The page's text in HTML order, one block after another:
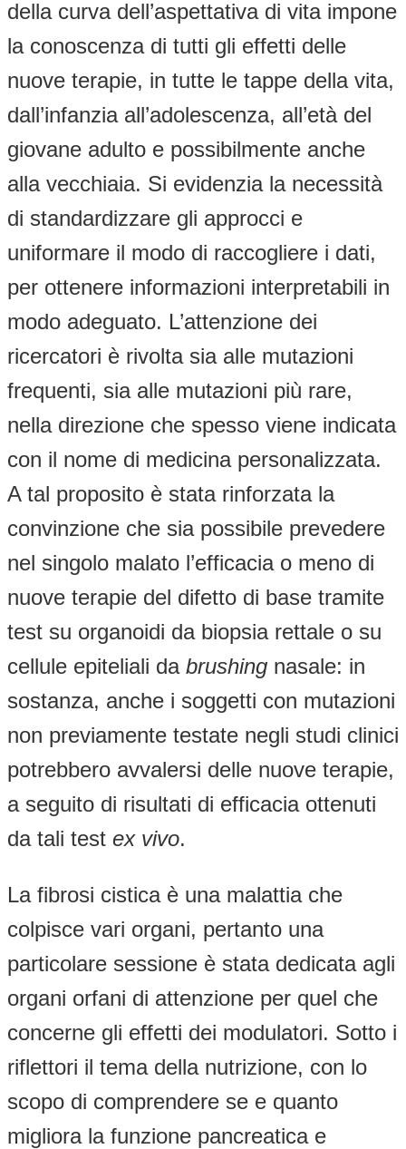
della curva dell’aspettativa di vita impone
la conoscenza di tutti gli effetti delle
nuove terapie, in tutte le tappe della vita,
dall’infanzia all’adolescenza, all’età del
giovane adulto e possibilmente anche
alla vecchiaia. Si evidenzia la necessità
di standardizzare gli approcci e
uniformare il modo di raccogliere i dati,
per ottenere informazioni interpretabili in
modo adeguato. L’attenzione dei
ricercatori è rivolta sia alle mutazioni
frequenti, sia alle mutazioni più rare,
nella direzione che spesso viene indicata
con il nome di medicina personalizzata.
A tal proposito è stata rinforzata la
convinzione che sia possibile prevedere
nel singolo malato l’efficacia o meno di
nuove terapie del difetto di base tramite
test su organoidi da biopsia rettale o su
cellule epiteliali da brushing nasale: in
sostanza, anche i soggetti con mutazioni
non previamente testate negli studi clinici
potrebbero avvalersi delle nuove terapie,
a seguito di risultati di efficacia ottenuti
da tali test ex vivo.
La fibrosi cistica è una malattia che
colpisce vari organi, pertanto una
particolare sessione è stata dedicata agli
organi orfani di attenzione per quel che
concerne gli effetti dei modulatori. Sotto i
riflettori il tema della nutrizione, con lo
scopo di comprendere se e quanto
migliora la funzione pancreatica e